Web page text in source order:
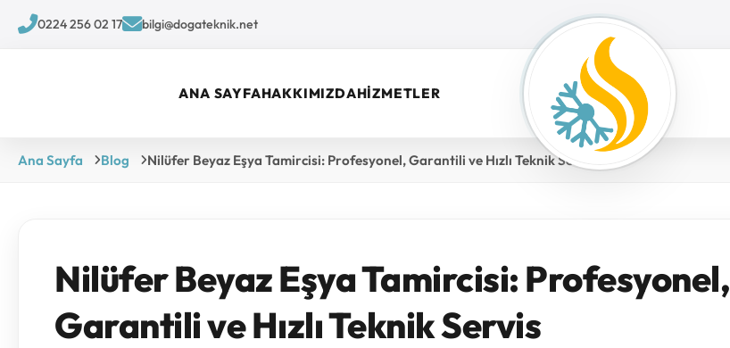
0224 256 02 17 bilgi@dogateknik.net
ANA SAYFAHAKKIMIZDAHİZMETLER
Ana Sayfa Blog Nilüfer Beyaz Eşya Tamircisi: Profesyonel, Garantili ve Hızlı Teknik Servis
Nilüfer Beyaz Eşya Tamircisi: Profesyonel,
Garantili ve Hızlı Teknik Servis